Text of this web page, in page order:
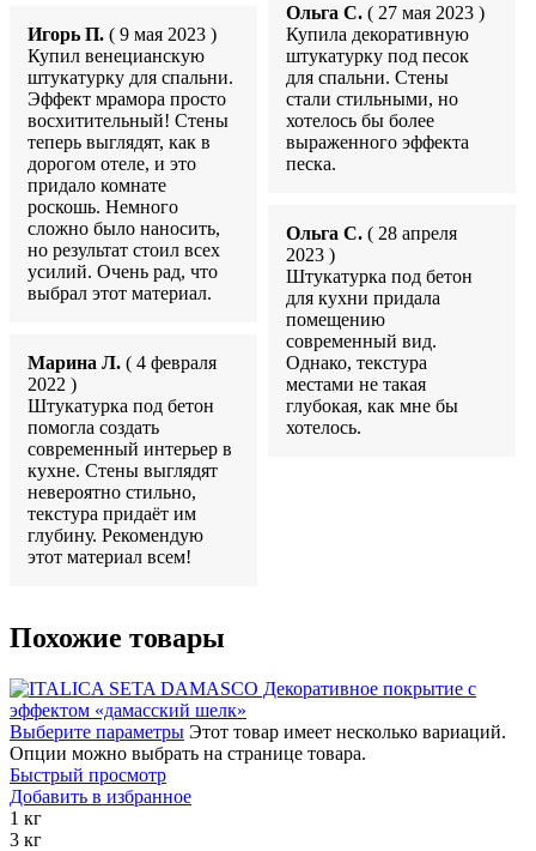
Игорь П. ( 9 мая 2023 )
Купил венецианскую
штукатурку для спальни.
Эффект мрамора просто
восхитительный! Стены
теперь выглядят, как в
дорогом отеле, и это
придало комнате
роскошь. Немного
сложно было наносить,
но результат стоил всех
усилий. Очень рад, что
выбрал этот материал.
Марина Л. ( 4 февраля
2022 )
Штукатурка под бетон
помогла создать
современный интерьер в
кухне. Стены выглядят
невероятно стильно,
текстура придаёт им
глубину. Рекомендую
этот материал всем!
Ольга С. ( 27 мая 2023 )
Купила декоративную
штукатурку под песок
для спальни. Стены
стали стильными, но
хотелось бы более
выраженного эффекта
песка.
Ольга С. ( 28 апреля
2023 )
Штукатурка под бетон
для кухни придала
помещению
современный вид.
Однако, текстура
местами не такая
глубокая, как мне бы
хотелось.
Похожие товары
Выберите параметры Этот товар имеет несколько вариаций.
Опции можно выбрать на странице товара.
Быстрый просмотр
Добавить в избранное
1 кг
3 кг